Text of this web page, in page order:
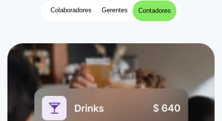
Colaboradores Gerentes Contadores